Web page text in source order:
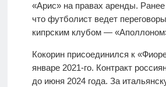
«Арис» на правах аренды.
что футболист ведет
кипрским клубом —
Кокорин присоединился к
январе 2021-го. Контракт
до июня 2024 года. За